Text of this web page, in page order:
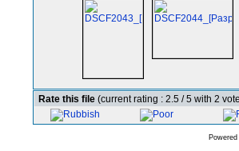
Rate this file (current rating : 2.5 / 5 with 2